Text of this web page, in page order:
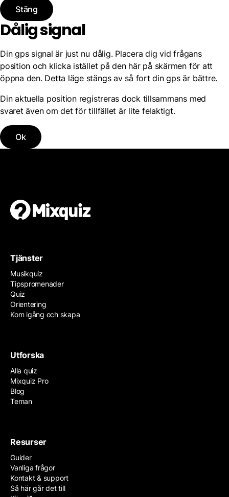
Stäng
Dålig signal
Din gps signal är just nu dålig. Placera dig vid frågans
position och klicka istället på den här på skärmen för att
öppna den. Detta läge stängs av så fort din gps är bättre.
Din aktuella position registreras dock tillsammans med
svaret även om det för tillfället är lite felaktigt.
Ok
Tjänster
Musikquiz
Tipspromenader
Quiz
Orientering
Kom igång och skapa
Utforska
Alla quiz
Mixquiz Pro
Blog
Teman
Resurser
Guider
Vanliga frågor
Kontakt & support
Så här går det till